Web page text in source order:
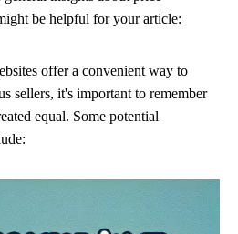
be helpful for your article:
offer a convenient way to
sellers, it's important to remember
equal. Some potential